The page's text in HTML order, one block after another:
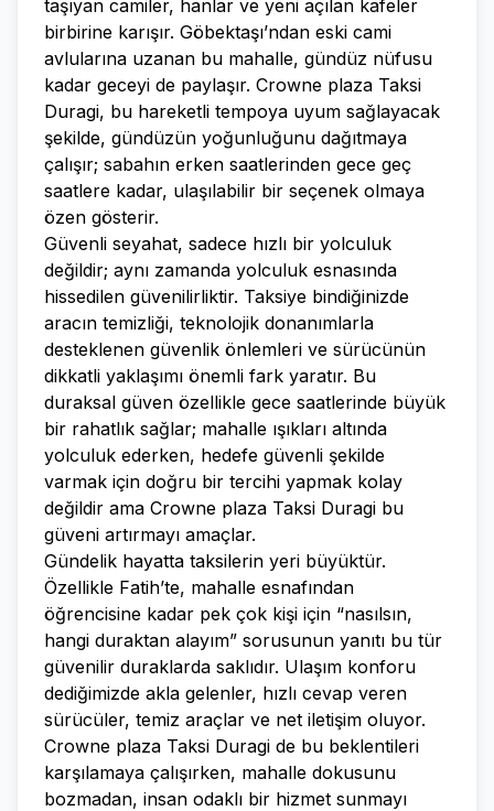
taşıyan camiler, hanlar ve yeni açılan kafeler
birbirine karışır. Göbektaşı’ndan eski cami
avlularına uzanan bu mahalle, gündüz nüfusu
kadar geceyi de paylaşır. Crowne plaza Taksi
Duragi, bu hareketli tempoya uyum sağlayacak
şekilde, gündüzün yoğunluğunu dağıtmaya
çalışır; sabahın erken saatlerinden gece geç
saatlere kadar, ulaşılabilir bir seçenek olmaya
özen gösterir.
Güvenli seyahat, sadece hızlı bir yolculuk
değildir; aynı zamanda yolculuk esnasında
hissedilen güvenilirliktir. Taksiye bindiğinizde
aracın temizliği, teknolojik donanımlarla
desteklenen güvenlik önlemleri ve sürücünün
dikkatli yaklaşımı önemli fark yaratır. Bu
duraksal güven özellikle gece saatlerinde büyük
bir rahatlık sağlar; mahalle ışıkları altında
yolculuk ederken, hedefe güvenli şekilde
varmak için doğru bir tercihi yapmak kolay
değildir ama Crowne plaza Taksi Duragi bu
güveni artırmayı amaçlar.
Gündelik hayatta taksilerin yeri büyüktür.
Özellikle Fatih’te, mahalle esnafından
öğrencisine kadar pek çok kişi için “nasılsın,
hangi duraktan alayım” sorusunun yanıtı bu tür
güvenilir duraklarda saklıdır. Ulaşım konforu
dediğimizde akla gelenler, hızlı cevap veren
sürücüler, temiz araçlar ve net iletişim oluyor.
Crowne plaza Taksi Duragi de bu beklentileri
karşılamaya çalışırken, mahalle dokusunu
bozmadan, insan odaklı bir hizmet sunmayı